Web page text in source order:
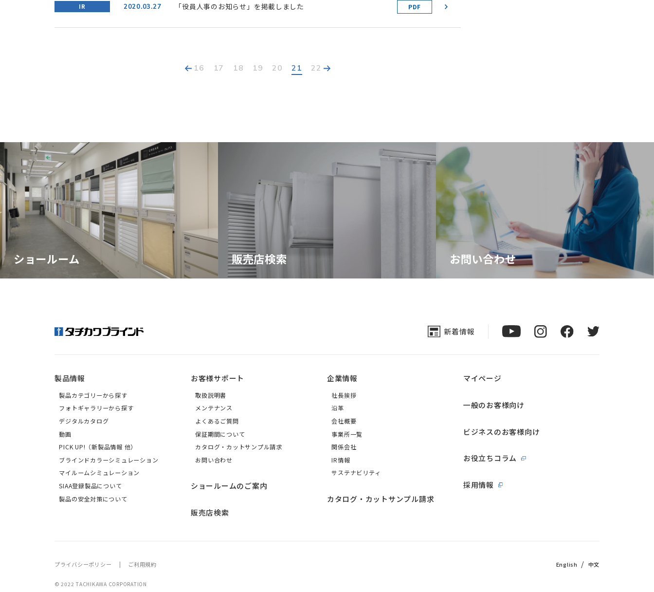
IR 2020.03.27 「役員人事のお知らせ」を掲載しました PDF
16 17 18 19 20 21 22
ショールーム 販売店検索 お問い合わせ
新着情報
製品情報
製品カテゴリーから探す
フォトギャラリーから探す
デジタルカタログ
動画
PICK UP!（新製品情報 他）
ブラインドカラーシミュレーション
マイルームシミュレーション
SIAA登録製品について
製品の安全対策について
お客様サポート
取扱説明書
メンテナンス
よくあるご質問
保証期間について
カタログ・カットサンプル請求
お問い合わせ
ショールームのご案内
販売店検索
企業情報
社長挨拶
沿革
会社概要
事業所一覧
関係会社
IR情報
サステナビリティ
カタログ・カットサンプル請求
マイページ
一般のお客様向け
ビジネスのお客様向け
お役立ちコラム
採用情報
English / 中文
プライバシーポリシー ご利用規約
© 2022 TACHIKAWA CORPORATION